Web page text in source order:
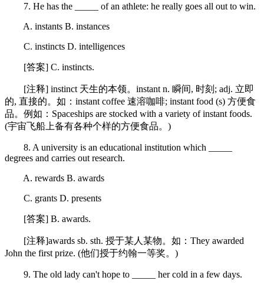
7. He has the _____ of an athlete: he really goes all out to win.
A. instants B. instances
C. instincts D. intelligences
[答案] C. instincts.
[注释] instinct 天生的本领。instant n. 瞬间, 时刻; adj. 立即
的, 直接的。如：instant coffee 速溶咖啡; instant food (s) 方便食
品。例如：Spaceships are stocked with a variety of instant foods.
(宇宙飞船上备有各种个样的方便食品。)
8. A university is an educational institution which _____
degrees and carries out research.
A. rewards B. awards
C. grants D. presents
[答案] B. awards.
[注释]awards sb. sth. 授于某人某物。如：They awarded
John the first prize. (他们授于约翰一等奖。)
9. The old lady can't hope to _____ her cold in a few days.